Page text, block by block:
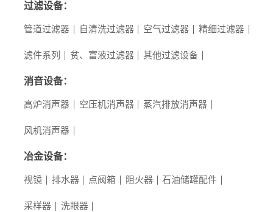
过滤设备：
管道过滤器 自清洗过滤器 空气过滤器 精细过滤器
滤件系列 贫、富液过滤器 其他过滤设备
消音设备：
高炉消声器 空压机消声器 蒸汽排放消声器
风机消声器
冶金设备：
视镜 排水器 点阀箱 阻火器 石油储罐配件
采样器 洗眼器